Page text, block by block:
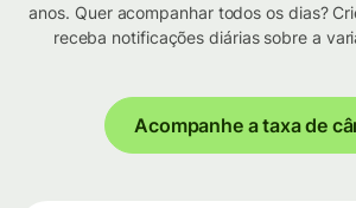
anos. Quer acompanhar todos os dias?
receba notificações diárias sobre a
Acompanhe a taxa de